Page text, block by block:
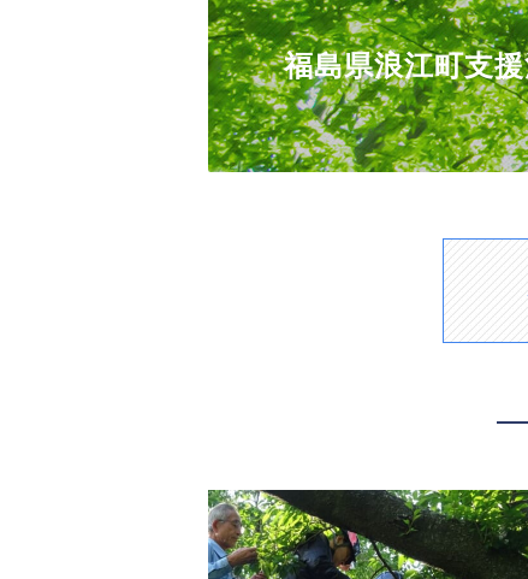
福島県浪江町支